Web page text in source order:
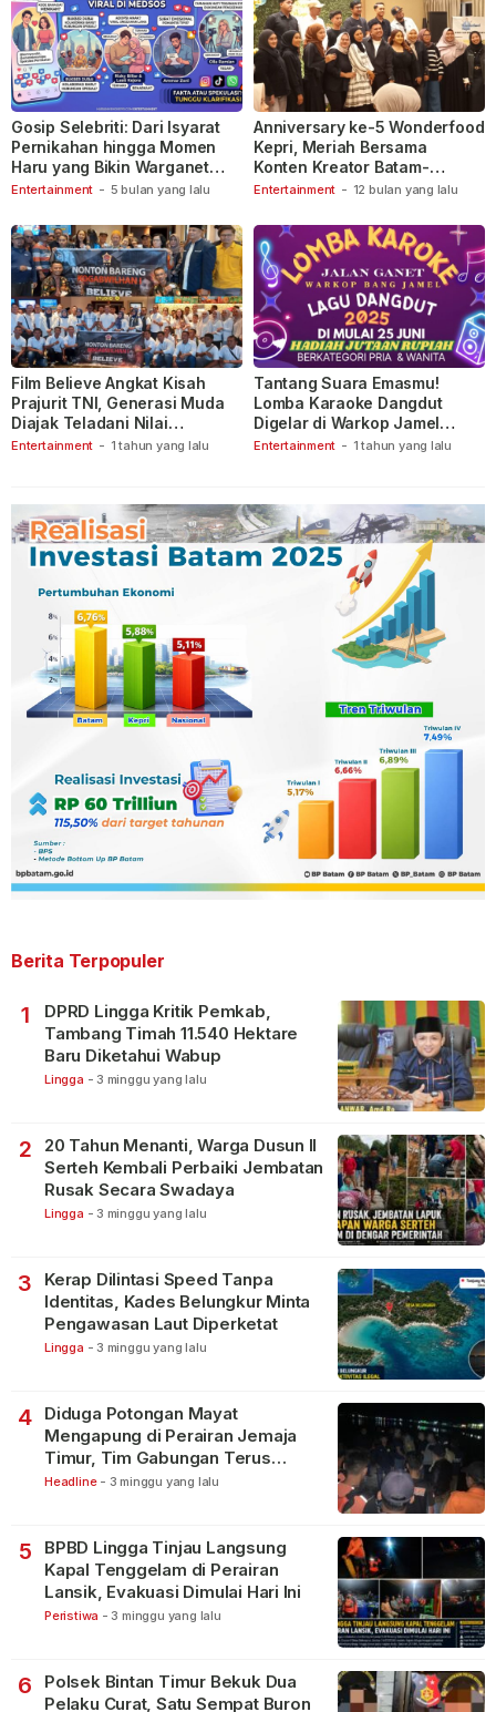
Entertainment - 5 bulan yang lalu
Gosip Selebriti: Dari Isyarat
Pernikahan hingga Momen
Haru yang Bikin Warganet
Berspekulasi
Entertainment - 12 bulan yang lalu
Anniversary ke-5 Wonderfood
Kepri, Meriah Bersama
Konten Kreator Batam-
Tanjungpinang
Entertainment - 1 tahun yang lalu
Film Believe Angkat Kisah
Prajurit TNI, Generasi Muda
Diajak Teladani Nilai
Keberanian
Entertainment - 1 tahun yang lalu
Tantang Suara Emasmu!
Lomba Karaoke Dangdut
Digelar di Warkop Jamel
Ganet
Berita Terpopuler
1
DPRD Lingga Kritik Pemkab,
Tambang Timah 11.540 Hektare
Baru Diketahui Wabup
Lingga - 3 minggu yang lalu
2
20 Tahun Menanti, Warga Dusun II
Serteh Kembali Perbaiki Jembatan
Rusak Secara Swadaya
Lingga - 3 minggu yang lalu
3
Kerap Dilintasi Speed Tanpa
Identitas, Kades Belungkur Minta
Pengawasan Laut Diperketat
Lingga - 3 minggu yang lalu
4
Diduga Potongan Mayat
Mengapung di Perairan Jemaja
Timur, Tim Gabungan Terus
Lakukan Pencarian
Headline - 3 minggu yang lalu
5
BPBD Lingga Tinjau Langsung
Kapal Tenggelam di Perairan
Lansik, Evakuasi Dimulai Hari Ini
Peristiwa - 3 minggu yang lalu
6
Polsek Bintan Timur Bekuk Dua
Pelaku Curat, Satu Sempat Buron